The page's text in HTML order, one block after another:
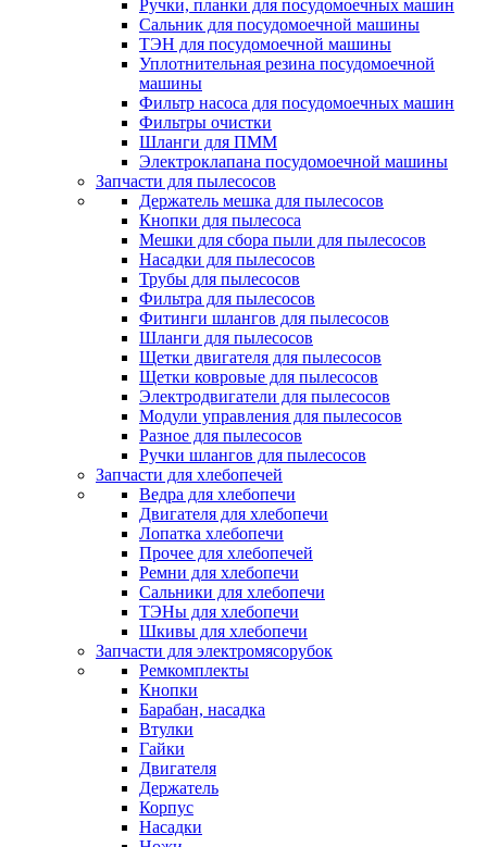
Ручки, планки для посудомоечных машин
Сальник для посудомоечной машины
ТЭН для посудомоечной машины
Уплотнительная резина посудомоечной
машины
Фильтр насоса для посудомоечных машин
Фильтры очистки
Шланги для ПММ
Электроклапана посудомоечной машины
Запчасти для пылесосов
Держатель мешка для пылесосов
Кнопки для пылесоса
Мешки для сбора пыли для пылесосов
Насадки для пылесосов
Трубы для пылесосов
Фильтра для пылесосов
Фитинги шлангов для пылесосов
Шланги для пылесосов
Щетки двигателя для пылесосов
Щетки ковровые для пылесосов
Электродвигатели для пылесосов
Модули управления для пылесосов
Разное для пылесосов
Ручки шлангов для пылесосов
Запчасти для хлебопечей
Ведра для хлебопечи
Двигателя для хлебопечи
Лопатка хлебопечи
Прочее для хлебопечей
Ремни для хлебопечи
Сальники для хлебопечи
ТЭНы для хлебопечи
Шкивы для хлебопечи
Запчасти для электромясорубок
Ремкомплекты
Кнопки
Барабан, насадка
Втулки
Гайки
Двигателя
Держатель
Корпус
Насадки